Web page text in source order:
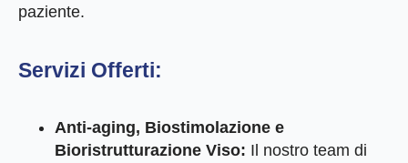
paziente.
Servizi Offerti:
Anti-aging, Biostimolazione e
Bioristrutturazione Viso: Il nostro team di